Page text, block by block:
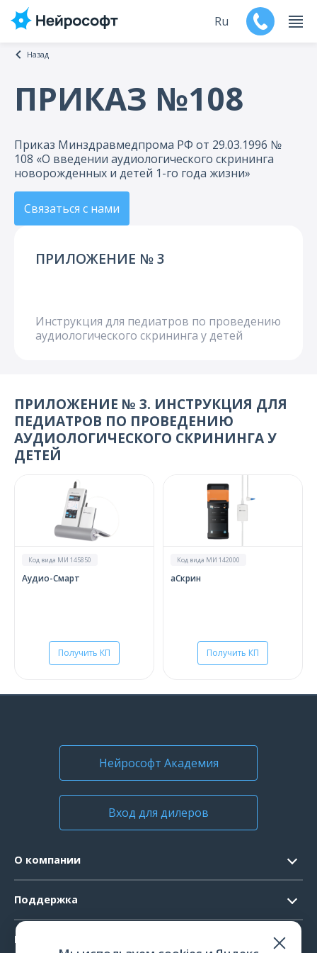
Продукты
Поддержка
Обучение
О компании
Ru
Назад
ПРИКАЗ №108
Приказ Минздравмедпрома РФ от 29.03.1996 №
108 «О введении аудиологического скрининга
новорожденных и детей 1-го года жизни»
Связаться с нами
ПРИЛОЖЕНИЕ № 3
Инструкция для педиатров по проведению
аудиологического скрининга у детей
ПРИЛОЖЕНИЕ № 3. ИНСТРУКЦИЯ ДЛЯ
ПЕДИАТРОВ ПО ПРОВЕДЕНИЮ
АУДИОЛОГИЧЕСКОГО СКРИНИНГА У
ДЕТЕЙ
Код вида МИ 145850
Аудио-Смарт
Получить КП
Код вида МИ 142000
аСкрин
Получить КП
Нейрософт Академия
Вход для дилеров
О компании
Официальные документы
Поддержка
Продукты